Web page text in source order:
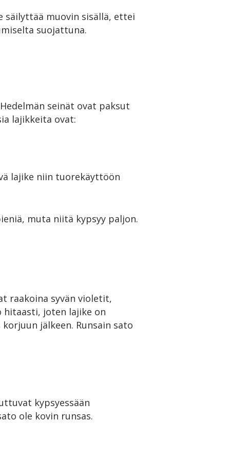
säilyttää muovin sisällä, ettei
suojattuna.
seinät ovat paksut
lajikkeita ovat:
lajike niin tuorekäyttöön
muta niitä kypsyy paljon.
raakoina syvän violetit,
hitaasti, joten lajike on
jälkeen. Runsain sato
kypsyessään
ole kovin runsas.